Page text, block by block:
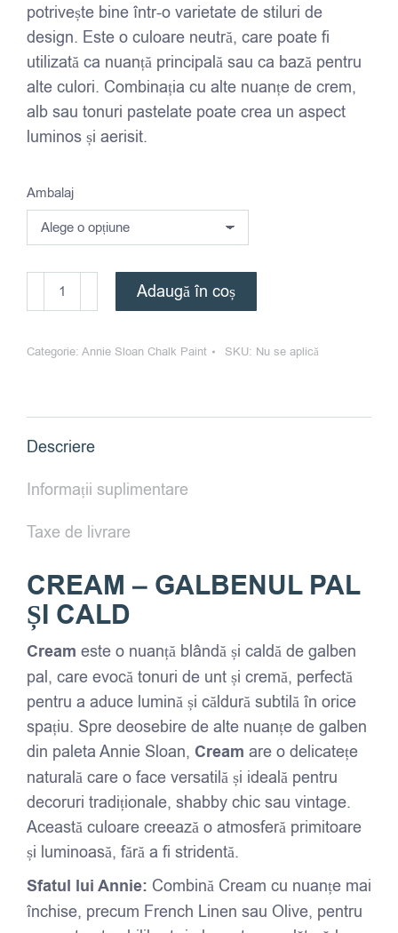
potrivește bine într-o varietate de stiluri de
design. Este o culoare neutră, care poate fi
utilizată ca nuanță principală sau ca bază pentru
alte culori. Combinația cu alte nuanțe de crem,
alb sau tonuri pastelate poate crea un aspect
luminos și aerisit.
Ambalaj
Cantitate
Annie
Chalk
Adaugă în coș
Categorie: Annie Sloan Chalk Paint SKU: Nu se aplică
Descriere
Informații suplimentare
Taxe de livrare
CREAM – GALBENUL PAL
ȘI CALD
Cream este o nuanță blândă și caldă de galben
pal, care evocă tonuri de unt și cremă, perfectă
pentru a aduce lumină și căldură subtilă în orice
spațiu. Spre deosebire de alte nuanțe de galben
din paleta Annie Sloan, Cream are o delicatețe
naturală care o face versatilă și ideală pentru
decoruri tradiționale, shabby chic sau vintage.
Această culoare creează o atmosferă primitoare
și luminoasă, fără a fi stridentă.
Sfatul lui Annie: Combină Cream cu nuanțe mai
închise, precum French Linen sau Olive, pentru